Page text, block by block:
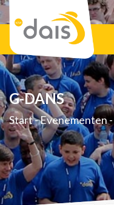
G-DANS
Start-Evenementen-